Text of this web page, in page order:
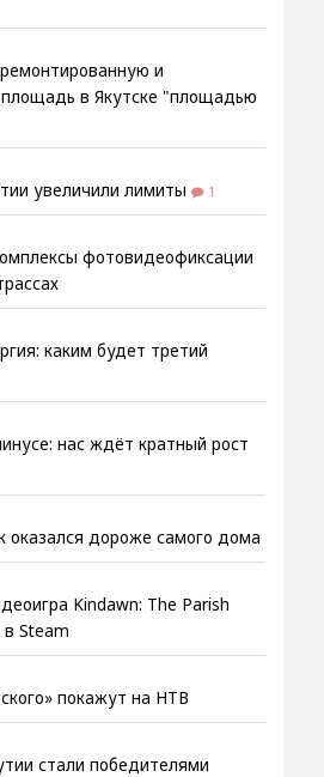
и
в Якутске "площадью
увеличили лимиты 1
фотовидеофиксации
каким будет третий
нас ждёт кратный рост
оказался дороже самого дома
Kindawn: The Parish
Steam
покажут на НТВ
стали победителями